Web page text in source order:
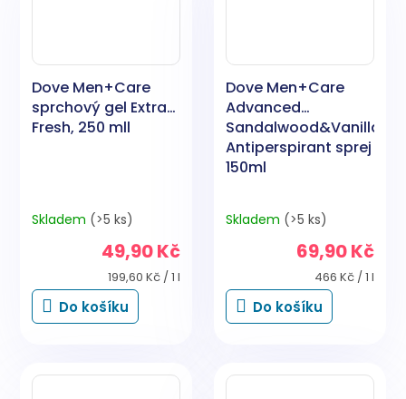
Dove Men+Care
sprchový gel Extra
Fresh, 250 mll
Skladem (>5 ks)
49,90 Kč
Měrná
cena:
199,60 Kč / 1 l
Do košíku
Dove Men+Care
Advanced
Sandalwood&Vanilla
Antiperspirant sprej
150ml
Skladem (>5 ks)
69,90 Kč
Měrná
cena:
466 Kč / 1 l
Do košíku